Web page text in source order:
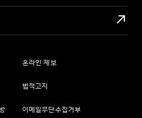
온라인 제보
법적고지
이메일무단수집거부